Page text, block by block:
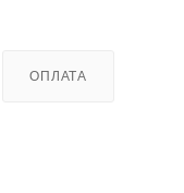
ОПЛАТА